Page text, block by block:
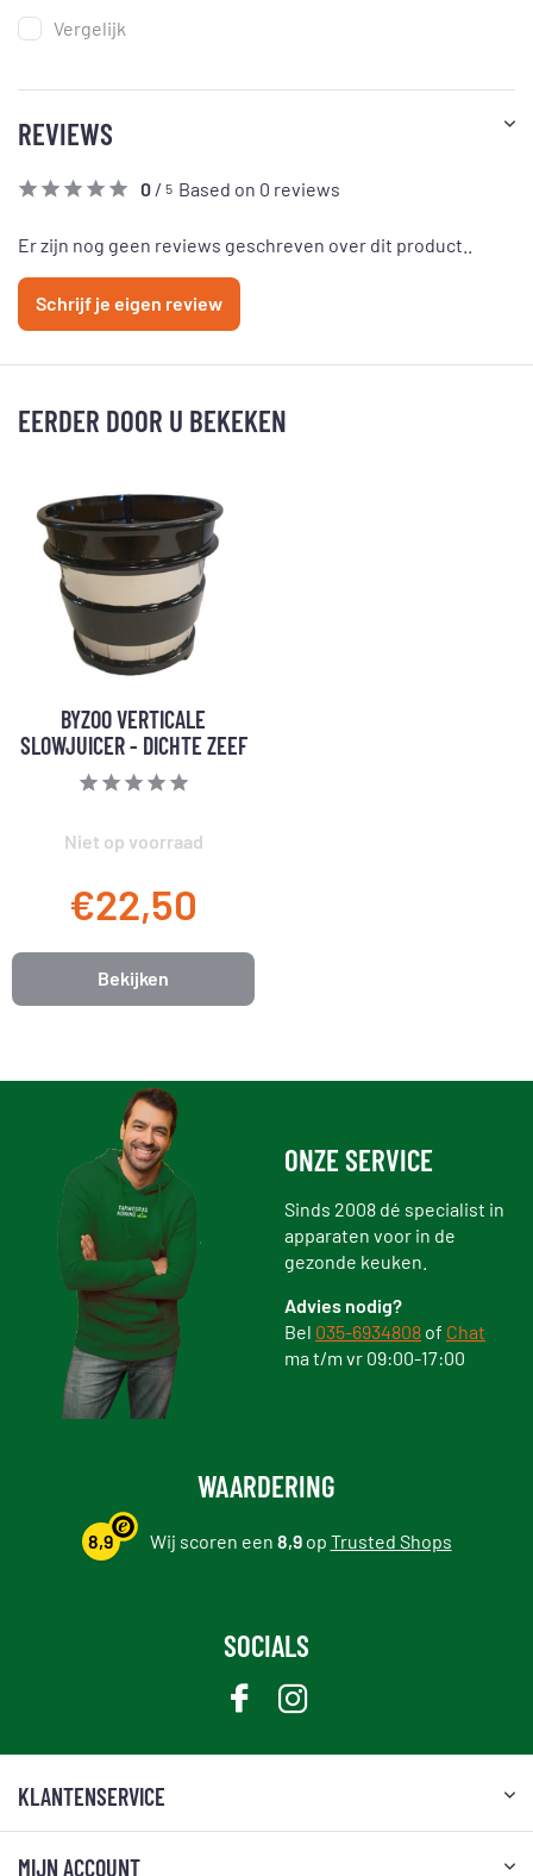
Vergelijk
REVIEWS
0 / 5 Based on 0 reviews
Er zijn nog geen reviews geschreven over dit product..
Schrijf je eigen review
EERDER DOOR U BEKEKEN
BYZOO VERTICALE
SLOWJUICER - DICHTE ZEEF
Niet op voorraad
€22,50
Bekijken
ONZE SERVICE
Sinds 2008 dé specialist in
apparaten voor in de
gezonde keuken.
Advies nodig?
Bel 035-6934808 of Chat
ma t/m vr 09:00-17:00
WAARDERING
8,9 Wij scoren een 8,9op Trusted Shops
SOCIALS
KLANTENSERVICE
MIJN ACCOUNT